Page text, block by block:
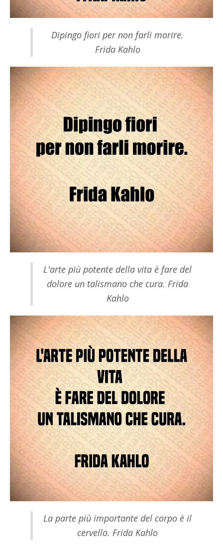
Dipingo fiori per non farli morire.
Frida Kahlo
L'arte più potente della vita è fare del
dolore un talismano che cura. Frida
Kahlo
La parte più importante del corpo è il
cervello. Frida Kahlo